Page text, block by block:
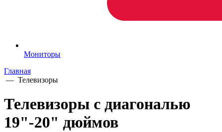
Мониторы
Главная
— Телевизоры
Телевизоры с диагональю
19"-20" дюймов